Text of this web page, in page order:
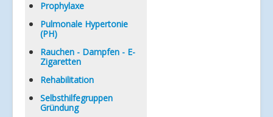
Prophylaxe
Pulmonale Hypertonie
(PH)
Rauchen - Dampfen - E-
Zigaretten
Rehabilitation
Selbsthilfegruppen
Gründung